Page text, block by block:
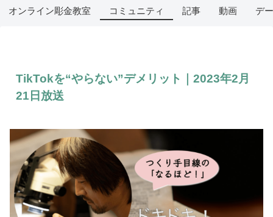
オンライン彫金教室 コミュニティ 記事 動画 デ
TikTokを“やらない”デメリット｜2023年2月
21日放送